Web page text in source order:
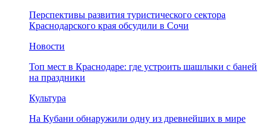
Перспективы развития туристического сектора
Краснодарского края обсудили в Сочи
Новости
Топ мест в Краснодаре: где устроить шашлыки с баней
на праздники
Культура
На Кубани обнаружили одну из древнейших в мире